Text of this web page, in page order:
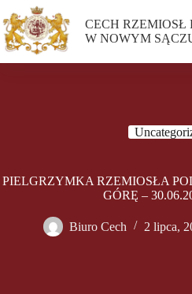
CECH RZEMIOSŁ
W NOWYM
PIELGRZYMKA RZEMIOSŁA
GÓRĘ –
Biuro Cech 2 lipca,